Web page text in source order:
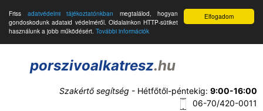
Elfogadom
Friss adatvédelmi tájékoztatónkban megtalálod, hogyan
gondoskodunk adataid védelméről. Oldalainkon HTTP-sütiket
használunk a jobb működésért. További információk
porszivoalkatresz.hu
Szakértő segítség - Hétfőtől-péntekig: 9:00-16:00
06-70/420-0011